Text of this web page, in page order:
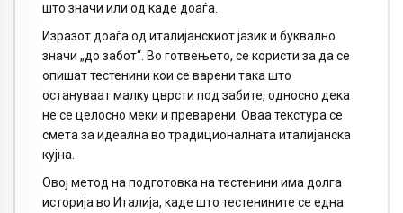
што значи или од каде доаѓа.
Изразот доаѓа од италијанскиот јазик и буквално
значи „до забот“. Во готвењето, се користи за да се
опишат тестенини кои се варени така што
остануваат малку цврсти под забите, односно дека
не се целосно меки и преварени. Оваа текстура се
смета за идеална во традиционалната италијанска
кујна.
Овој метод на подготовка на тестенини има долга
историја во Италија, каде што тестенините се една